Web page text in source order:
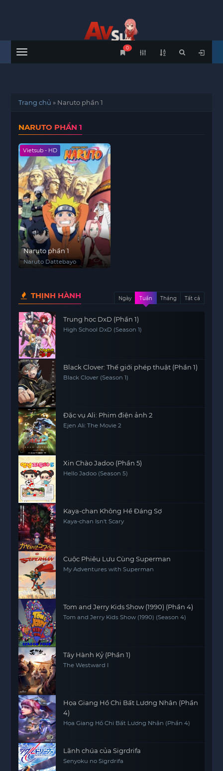
Menu
0
Trang chủ » Naruto phần 1
NARUTO PHẦN 1
Vietsub - HD
Naruto phần 1
Naruto Dattebayo
THỊNH HÀNH Ngày Tuần Tháng Tất cả
Trung học DxD (Phần 1)
High School DxD (Season 1)
Black Clover: Thế giới phép thuật (Phần 1)
Black Clover (Season 1)
Đặc vụ Ali: Phim điện ảnh 2
Ejen Ali: The Movie 2
Xin Chào Jadoo (Phần 5)
Hello Jadoo (Season 5)
Kaya-chan Không Hề Đáng Sợ
Kaya-chan Isn't Scary
Cuộc Phiêu Lưu Cùng Superman
My Adventures with Superman
Tom and Jerry Kids Show (1990) (Phần 4)
Tom and Jerry Kids Show (1990) (Season 4)
Tây Hành Kỷ (Phần 1)
The Westward I
Họa Giang Hồ Chi Bất Lương Nhân (Phần
4)
Họa Giang Hồ Chi Bất Lương Nhân (Phần 4)
Lãnh chúa của Sigrdrifa
Senyoku no Sigrdrifa